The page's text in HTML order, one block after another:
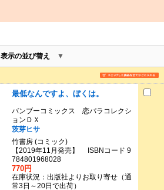
表示の並び替え
最低なんですよ、ぼくは。
バンブーコミックス 恋パラコレクシ
ョンＤＸ
茨芽ヒサ
竹書房 (コミック)
【2019年11月発売】 ISBNコード 9
784801968028
770円
在庫状況：出版社よりお取り寄せ（通
常3日～20日で出荷）